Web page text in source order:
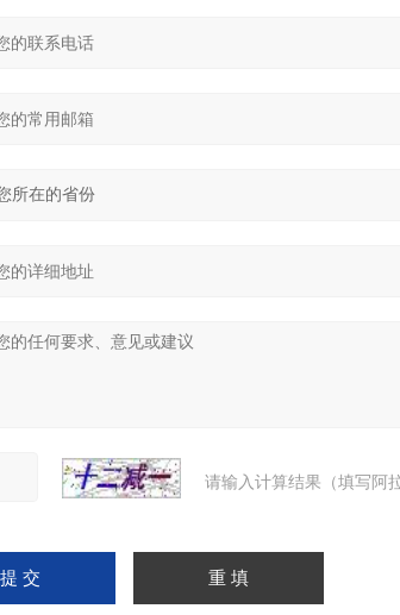
请输入计算结果（填写阿